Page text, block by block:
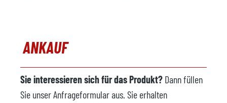
ANKAUF
Sie interessieren sich für das Produkt? Dann füllen
Sie unser Anfrageformular aus. Sie erhalten